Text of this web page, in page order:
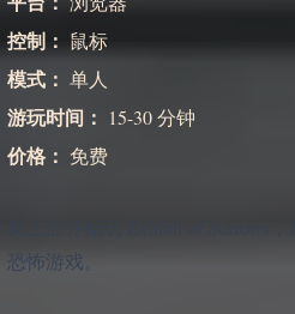
控制： 鼠标
模式： 单人
游玩时间： 15-30 分钟
价格： 免费
从上面开始玩 Exhibit of Sorrows
恐怖游戏。